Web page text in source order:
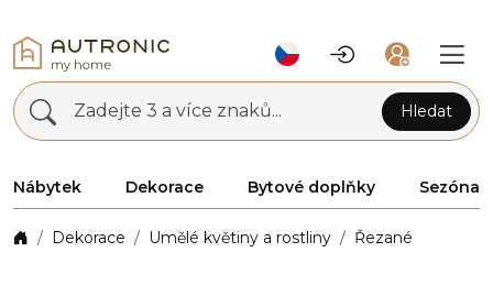
Zadejte 3 a více znaků... Hledat
Nábytek Dekorace Bytové doplňky Sezóna
Dekorace Umělé květiny a rostliny Řezané